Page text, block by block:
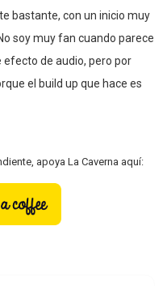
bastante, con un inicio muy
soy muy fan cuando parece
de audio, pero por
el build up que hace es
apoya La Caverna aquí: